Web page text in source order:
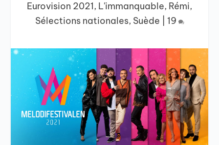
Eurovision 2021, L'immanquable, Rémi,
Sélections nationales, Suède 19